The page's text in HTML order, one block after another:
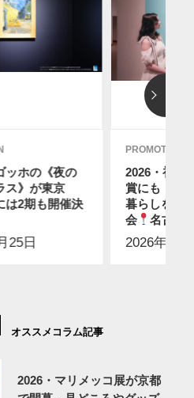
ッホの《夜の
ス》が東京
は2期も開催決
25日
PROMOTION
2026・初め
賞にも！ス
暮らしを感
会
名古屋
2026年7月
オススメコラム記事
2026・マリメッコ展が京都